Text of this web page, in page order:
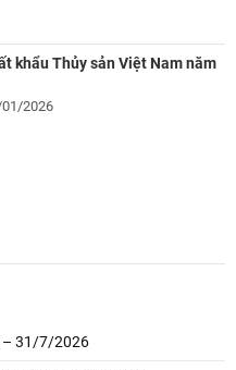
khẩu Thủy sản Việt Nam năm
2026
– 31/7/2026